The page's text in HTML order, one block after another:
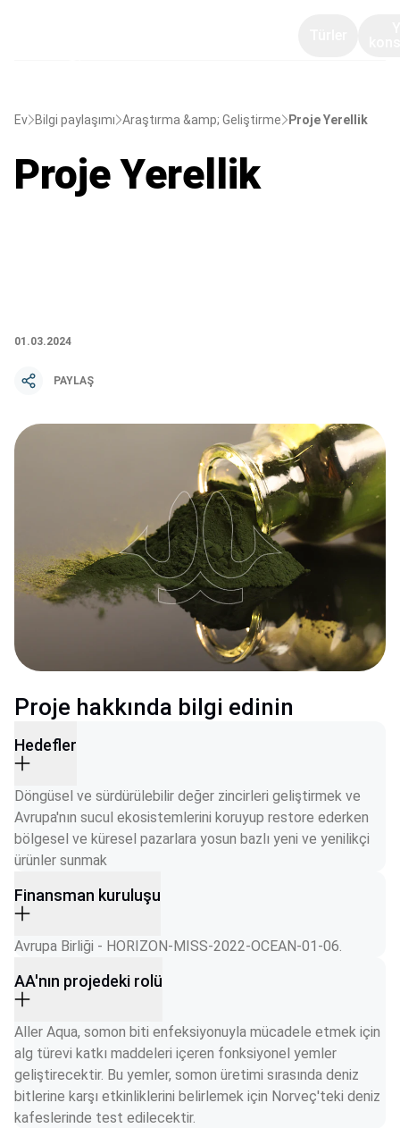
Ev Bilgi paylaşımı Araştırma &amp; Geliştirme Proje Yerellik
01.03.2024
PAYLAŞ
Proje Yerellik
Proje hakkında bilgi edinin
Hedefler
Döngüsel ve sürdürülebilir değer zincirleri geliştirmek ve
Avrupa'nın sucul ekosistemlerini koruyup restore ederken
bölgesel ve küresel pazarlara yosun bazlı yeni ve yenilikçi
ürünler sunmak
Finansman kuruluşu
Avrupa Birliği - HORIZON-MISS-2022-OCEAN-01-06.
AA'nın projedeki rolü
Aller Aqua, somon biti enfeksiyonuyla mücadele etmek için
alg türevi katkı maddeleri içeren fonksiyonel yemler
geliştirecektir. Bu yemler, somon üretimi sırasında deniz
bitlerine karşı etkinliklerini belirlemek için Norveç'teki deniz
kafeslerinde test edilecektir.